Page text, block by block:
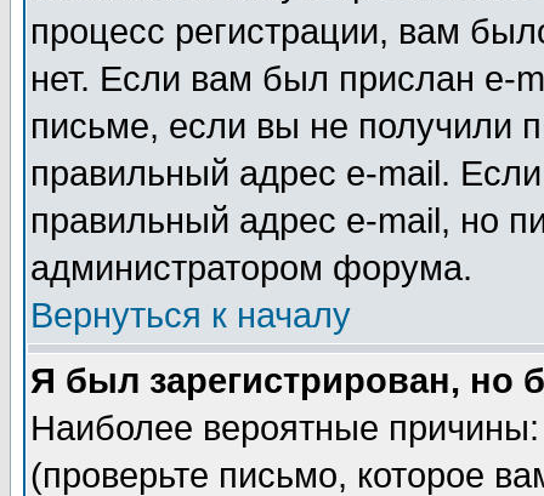
процесс регистрации, вам
нет. Если вам был прислан e-
письме, если вы не получили
правильный адрес e-mail.
правильный адрес e-mail, но
администратором форума.
Вернуться к началу
Я был зарегистрирован, но
Наиболее вероятные
(проверьте письмо, которое